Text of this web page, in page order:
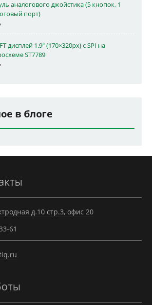
аналогового джойстика (5 кнопок, 1
порт)
дисплей 1.9" (170×320px) с SPI на
ST7789
в блоге
д.10 стр.3, офис 20
61